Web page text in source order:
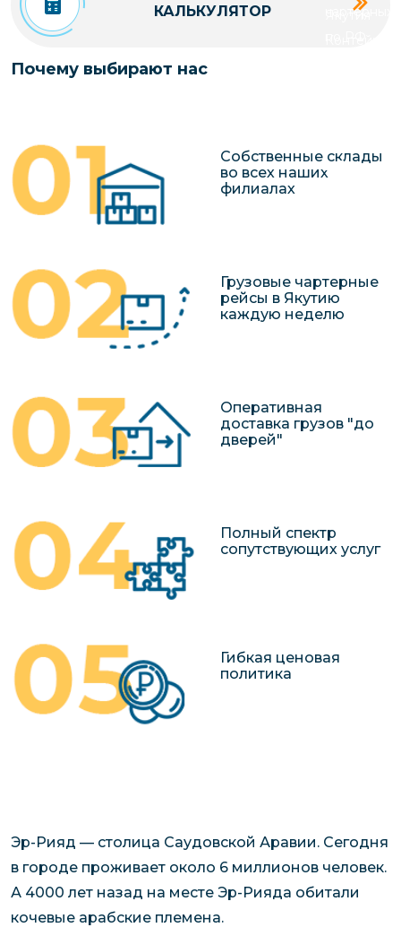
чартерных
Якутия
в Якутию
КАЛЬКУЛЯТОР
Почему выбирают нас
Собственные склады
во всех наших
филиалах
Грузовые чартерные
рейсы в Якутию
каждую неделю
Оперативная
доставка грузов "до
дверей"
Полный спектр
сопутствующих услуг
Гибкая ценовая
политика
Эр-Рияд — столица Саудовской Аравии. Сегодня
в городе проживает около 6 миллионов человек.
А 4000 лет назад на месте Эр-Рияда обитали
кочевые арабские племена.